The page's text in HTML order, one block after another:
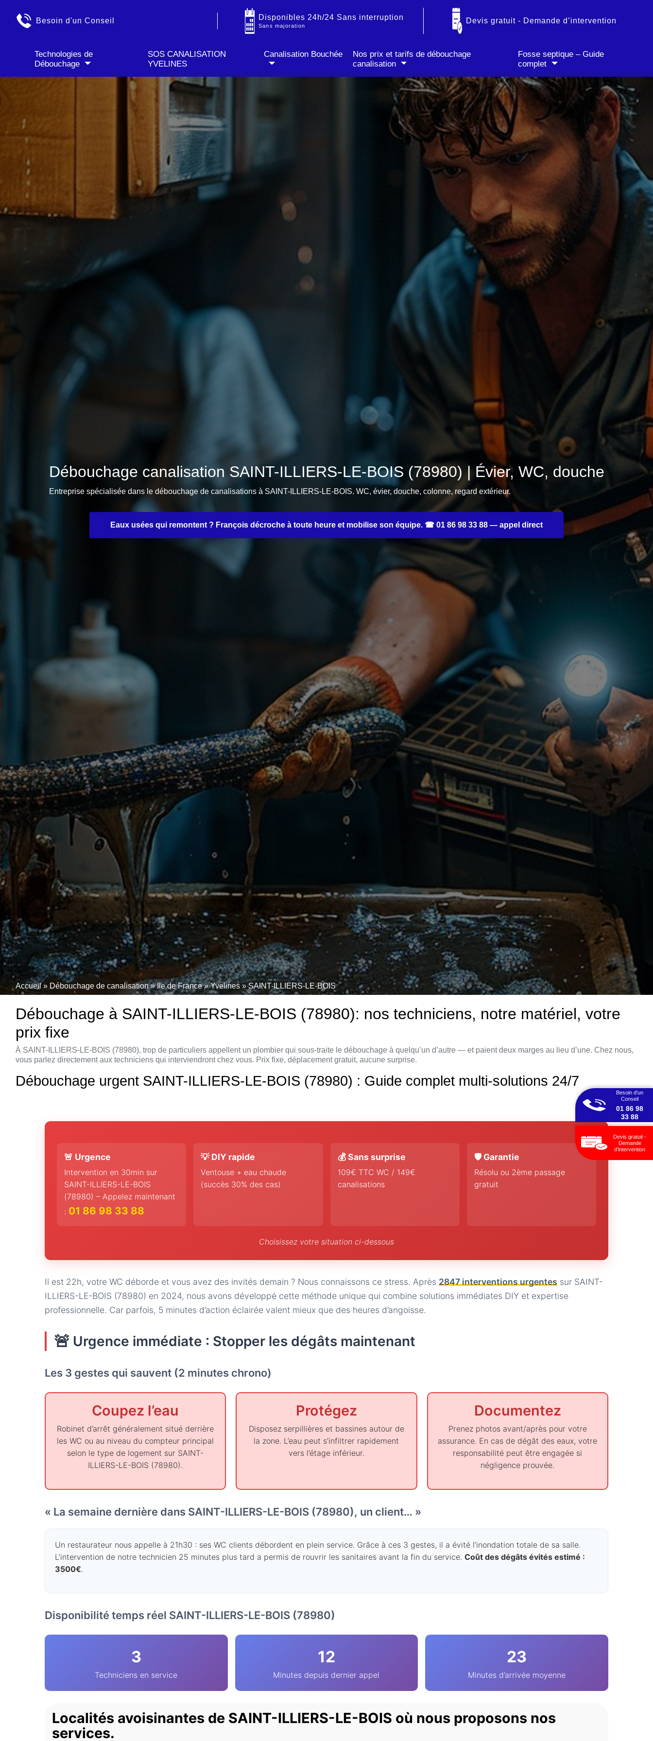
Besoin d'un Conseil Disponibles 24h/24 Sans interruption
Sans majoration
Devis gratuit - Demande d’intervention
Technologies de
Débouchage
SOS CANALISATION
YVELINES
Canalisation Bouchée
Nos prix et tarifs de débouchage
canalisation
Fosse septique – Guide
complet
✓ Prix fixe annoncé par téléphone ✓ Sans majoration soir & week-end ✓ Paiement CB accepté
Débouchage canalisation SAINT-ILLIERS-LE-BOIS (78980) | Évier, WC, douche
Entreprise spécialisée dans le débouchage de canalisations à SAINT-ILLIERS-LE-BOIS. WC, évier, douche, colonne, regard extérieur.
Eaux usées qui remontent ? François décroche à toute heure et mobilise son équipe. ☎ 01 86 98 33 88 — appel direct
Accueil» Débouchage de canalisation»Ile de France»Yvelines»SAINT-ILLIERS-LE-BOIS
Débouchage à SAINT-ILLIERS-LE-BOIS (78980): nos techniciens, notre matériel, votre
prix fixe
À SAINT-ILLIERS-LE-BOIS (78980), trop de particuliers appellent un plombier qui sous-traite le débouchage à quelqu’un d’autre — et paient deux marges au lieu d’une. Chez nous,
vous parlez directement aux techniciens qui interviendront chez vous. Prix fixe, déplacement gratuit, aucune surprise.
Débouchage urgent SAINT-ILLIERS-LE-BOIS (78980) : Guide complet multi-solutions 24/7
🚨 Urgence
Intervention en 30min sur
SAINT-ILLIERS-LE-BOIS
(78980) – Appelez maintenant
: 01 86 98 33 88
💡 DIY rapide
Ventouse + eau chaude
(succès 30% des cas)
💰 Sans surprise
109€ TTC WC / 149€
canalisations
🛡️ Garantie
Résolu ou 2ème passage
gratuit
Choisissez votre situation ci-dessous
Il est 22h, votre WC déborde et vous avez des invités demain ? Nous connaissons ce stress. Après 2847 interventions urgentes sur SAINT-
ILLIERS-LE-BOIS (78980) en 2024, nous avons développé cette méthode unique qui combine solutions immédiates DIY et expertise
professionnelle. Car parfois, 5 minutes d’action éclairée valent mieux que des heures d’angoisse.
🚨 Urgence immédiate : Stopper les dégâts maintenant
Les 3 gestes qui sauvent (2 minutes chrono)
Coupez l’eau
Robinet d’arrêt généralement situé derrière
les WC ou au niveau du compteur principal
selon le type de logement sur SAINT-
ILLIERS-LE-BOIS (78980).
Protégez
Disposez serpillières et bassines autour de
la zone. L’eau peut s’infiltrer rapidement
vers l’étage inférieur.
Documentez
Prenez photos avant/après pour votre
assurance. En cas de dégât des eaux, votre
responsabilité peut être engagée si
négligence prouvée.
« La semaine dernière dans SAINT-ILLIERS-LE-BOIS (78980), un client… »
Un restaurateur nous appelle à 21h30 : ses WC clients débordent en plein service. Grâce à ces 3 gestes, il a évité l’inondation totale de sa salle.
L’intervention de notre technicien 25 minutes plus tard a permis de rouvrir les sanitaires avant la fin du service. Coût des dégâts évités estimé :
3500€.
Disponibilité temps réel SAINT-ILLIERS-LE-BOIS (78980)
3
Techniciens en service
12
Minutes depuis dernier appel
23
Minutes d’arrivée moyenne
Localités avoisinantes de SAINT-ILLIERS-LE-BOIS où nous proposons nos
services.
Besoin d'un
Conseil
01 86 98
33 88
Devis gratuit -
Demande
d’intervention